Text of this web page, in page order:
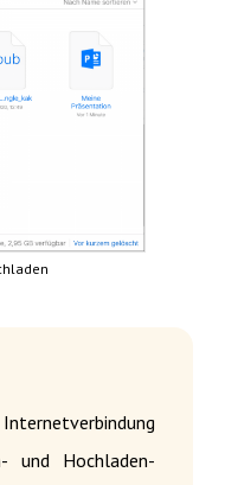
und Hochladen-